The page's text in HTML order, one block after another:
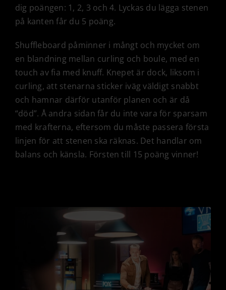
dig poängen: 1, 2, 3 och 4. Lyckas du lägga stenen
på kanten får du 5 poäng.
Shuffleboard påminner i mångt och mycket om
en blandning mellan curling och boule, med en
touch av fia med knuff. Knepet är dock, liksom i
curling, att stenarna sticker iväg väldigt snabbt
och hamnar därför utanför planen och är då
“död”. Å andra sidan får du inte vara för sparsam
med krafterna, eftersom du måste passera första
linjen för att stenen ska räknas. Det handlar om
balans och känsla. Försten till 15 poäng vinner!